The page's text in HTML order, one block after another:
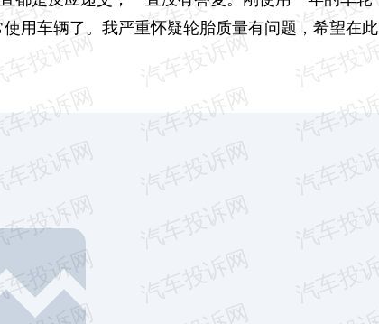
用车辆了。我严重怀疑轮胎质量有问题，希望在此